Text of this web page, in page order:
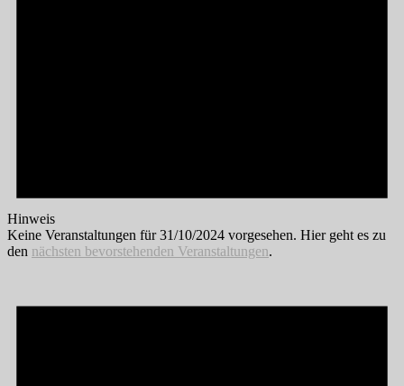
Hinweis
Keine Veranstaltungen für 31/10/2024 vorgesehen. Hier geht es zu
den nächsten bevorstehenden Veranstaltungen.